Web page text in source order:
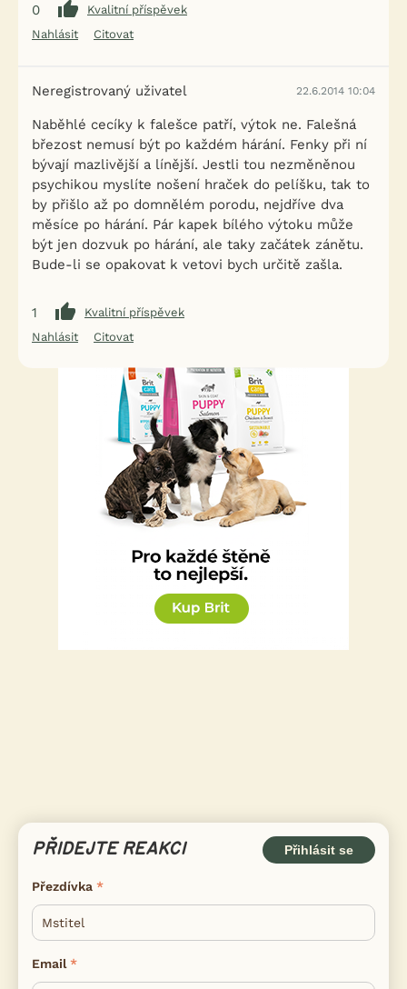
0
Kvalitní příspěvek
Nahlásit
Citovat
Neregistrovaný uživatel 22.6.2014 10:04
Naběhlé cecíky k falešce patří, výtok ne. Falešná
březost nemusí být po každém hárání. Fenky při ní
bývají mazlivější a línější. Jestli tou nezměněnou
psychikou myslíte nošení hraček do pelíšku, tak to
by přišlo až po domnělém porodu, nejdříve dva
měsíce po hárání. Pár kapek bílého výtoku může
být jen dozvuk po hárání, ale taky začátek zánětu.
Bude-li se opakovat k vetovi bych určitě zašla.
1
Kvalitní příspěvek
Nahlásit
Citovat
PŘIDEJTE REAKCI Přihlásit se
Přezdívka
Email